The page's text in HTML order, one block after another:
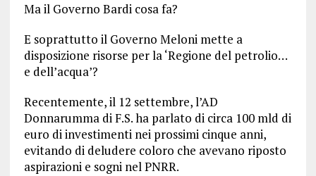
Ma il Governo Bardi cosa fa?
E soprattutto il Governo Meloni mette a
disposizione risorse per la ‘Regione del petrolio…
e dell’acqua’?
Recentemente, il 12 settembre, l’AD
Donnarumma di F.S. ha parlato di circa 100 mld di
euro di investimenti nei prossimi cinque anni,
evitando di deludere coloro che avevano riposto
aspirazioni e sogni nel PNRR.